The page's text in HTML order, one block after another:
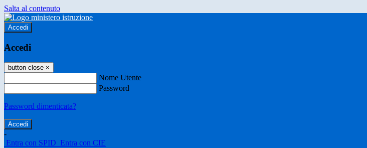
Salta al contenuto
Accedi
Accedi
button close ×
Nome Utente
Password
Password dimenticata?
-
Entra con SPID Entra con CIE